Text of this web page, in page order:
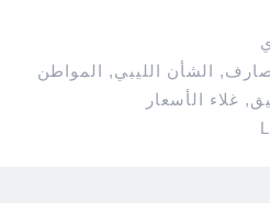
, الشأن الليبي, المواطن
, غلاء الأسعار